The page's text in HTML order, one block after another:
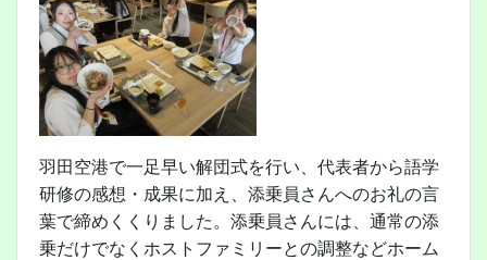
羽田空港で一足早い解団式を行い、代表者から語学
研修の感想・成果に加え、添乗員さんへのお礼の言
葉で締めくくりました。添乗員さんには、通常の添
乗だけでなくホストファミリーとの調整などホーム